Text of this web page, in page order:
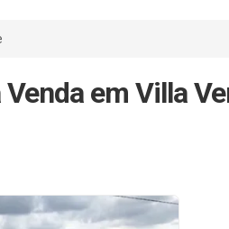
em Villa